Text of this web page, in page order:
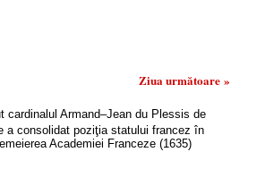
Ziua următoare »
cardinalul Armand–Jean du Plessis de
a consolidat poziţia statului francez în
Academiei Franceze (1635)